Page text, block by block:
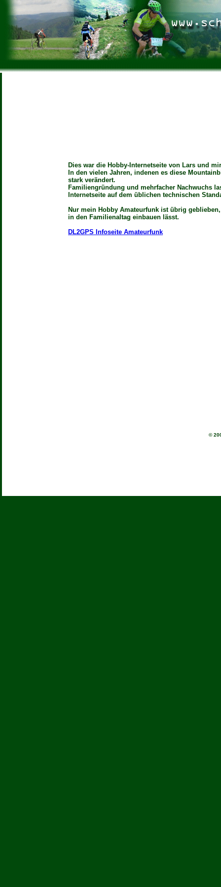
Dies war die Hobby-Internetseite von Lars und
In den vielen Jahren, indenen es diese
stark verändert.
Familiengründung und mehrfacher Nachwuchs
Internetseite auf dem üblichen technischen
Nur mein Hobby Amateurfunk ist übrig
in den Familienaltag einbauen lässt.
DL2GPS Infoseite Amateurfunk
©